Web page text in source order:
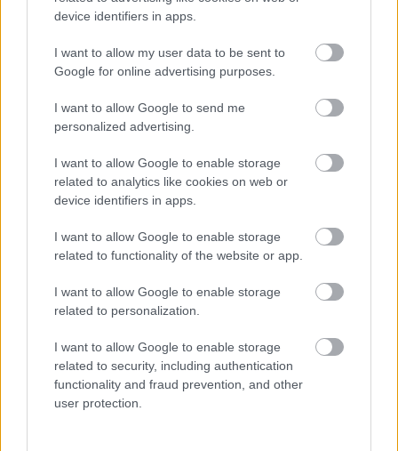
device identifiers in apps.
I want to allow my user data to be sent to
Google for online advertising purposes.
I want to allow Google to send me
personalized advertising.
I want to allow Google to enable storage
related to analytics like cookies on web or
device identifiers in apps.
I want to allow Google to enable storage
related to functionality of the website or app.
I want to allow Google to enable storage
related to personalization.
I want to allow Google to enable storage
related to security, including authentication
functionality and fraud prevention, and other
user protection.
વધુ કામ કરે છે.
આ રીતે હેશની ગણતરી કરવાની પ્રક્રિયાને ત્રણ ઉચ્ચ-સ્તરીય પગલાંમાં
વિભાજીત કરી શકાય છે:
પગલું 1 - શોષણ તબક્કો
કલ્પના કરો કે તમે સ્પોન્જ પર પાણી (તમારો ડેટા) રેડી રહ્યા છો.
સ્પોન્જ પાણીને ધીમે ધીમે શોષી લે છે.
SHA-3 માં, ઇનપુટ ડેટા નાના ટુકડાઓમાં વિભાજીત થાય છે
અને આંતરિક "સ્પોન્જ" (મોટા બીટ એરે) માં શોષાય છે.
પગલું 2 - મિશ્રણ (ક્રમચય)
ડેટા શોષ્યા પછી, SHA-3 સ્પોન્જને આંતરિક રીતે સ્ક્વિઝ કરે
છે અને ટ્વિસ્ટ કરે છે, આસપાસની દરેક વસ્તુને જટિલ પેટર્નમાં
મિશ્રિત કરે છે. આ ખાતરી કરે છે કે ઇનપુટમાં એક નાનો ફેરફાર
પણ સંપૂર્ણપણે અલગ હેશમાં પરિણમે છે.
પગલું 3 - સ્ક્વિઝિંગ તબક્કો